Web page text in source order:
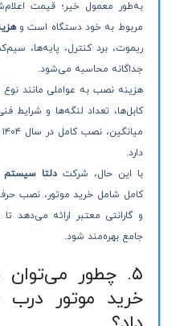
به‌طور معمول خیر؛ قیمت
مربوط به خود دستگاه است و
ریموت، برد کنترل، پایه‌ها،
جداگانه محاسبه می‌شود.
هزینه نصب به عواملی مانند نوع
کابل‌ها، تعداد لنگه‌ها و شرایط
میانگین، نصب کامل در سال ۱۴۰۴ بین
دارد.
با این حال، شرکتدلتا سیستم
کامل شامل خرید موتور، نصب
و گارانتی معتبر ارائه می‌دهد
جامع بهره‌مند شود.
۵. چطور می‌توان
خرید موتور